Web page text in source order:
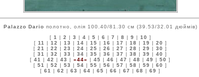
Palazzo Dario полотно, олія 100.40/81.30 см (39.53/32.01 дюймів)
[ 1 | 2 | 3 | 4 | 5 | 6 | 7 | 8 | 9 | 10 ]
[ 11 | 12 | 13 | 14 | 15 | 16 | 17 | 18 | 19 | 20 ]
[ 21 | 22 | 23 | 24 | 25 | 26 | 27 | 28 | 29 | 30 ]
[ 31 | 32 | 33 | 34 | 35 | 36 | 37 | 38 | 39 | 40 ]
[ 41 | 42 | 43 | »44« | 45 | 46 | 47 | 48 | 49 | 50 ]
[ 51 | 52 | 53 | 54 | 55 | 56 | 57 | 58 | 59 | 60 ]
[ 61 | 62 | 63 | 64 | 65 | 66 | 67 | 68 | 69 ]